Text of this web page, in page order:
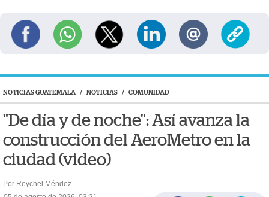
NOTICIAS GUATEMALA / NOTICIAS / COMUNIDAD
"De día y de noche": Así avanza la
construcción del AeroMetro en la
ciudad (video)
Por Reychel Méndez